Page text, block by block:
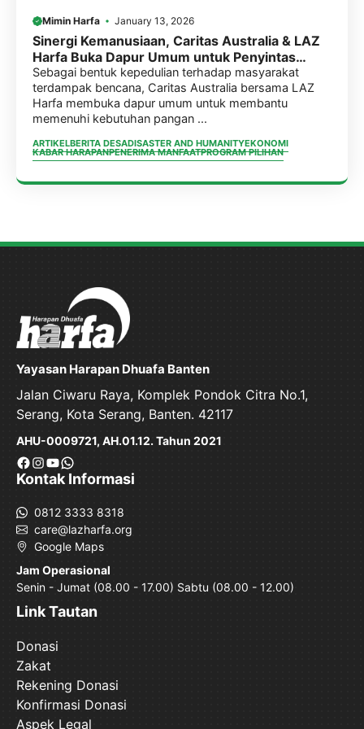
Mimin Harfa January 13, 2026
Sinergi Kemanusiaan, Caritas Australia & LAZ
Harfa Buka Dapur Umum untuk Penyintas
Banjir di Aceh Tamiang.
Sebagai bentuk kepedulian terhadap masyarakat
terdampak bencana, Caritas Australia bersama LAZ
Harfa membuka dapur umum untuk membantu
memenuhi kebutuhan pangan ...
ARTIKELBERITA DESADISASTER AND HUMANITYEKONOMI
KABAR HARAPANPENERIMA MANFAATPROGRAM PILIHAN
Yayasan Harapan Dhuafa Banten
Jalan Ciwaru Raya, Komplek Pondok Citra No.1,
Serang, Kota Serang, Banten. 42117
AHU-0009721, AH.01.12. Tahun 2021
Facebook
Instagram
YouTube
WhatsApp
Kontak Informasi
0812 3333 8318
care@lazharfa.org
Google Maps
Jam Operasional
Senin - Jumat (08.00 - 17.00) Sabtu (08.00 - 12.00)
Link Tautan
Donasi
Zakat
Rekening Donasi
Konfirmasi Donasi
Aspek Legal